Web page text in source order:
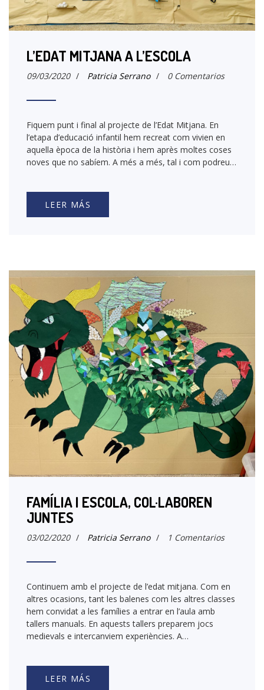
L’EDAT MITJANA A L’ESCOLA
09/03/2020 / Patricia Serrano / 0 Comentarios
Fiquem punt i final al projecte de l’Edat Mitjana. En
l’etapa d’educació infantil hem recreat com vivien en
aquella època de la història i hem après moltes coses
noves que no sabíem. A més a més, tal i com podreu…
LEER MÁS
FAMÍLIA I ESCOLA, COL·LABOREN
JUNTES
03/02/2020 / Patricia Serrano / 1 Comentarios
Continuem amb el projecte de l’edat mitjana. Com en
altres ocasions, tant les balenes com les altres classes
hem convidat a les famílies a entrar en l’aula amb
tallers manuals. En aquests tallers preparem jocs
medievals e intercanviem experiències. A…
LEER MÁS